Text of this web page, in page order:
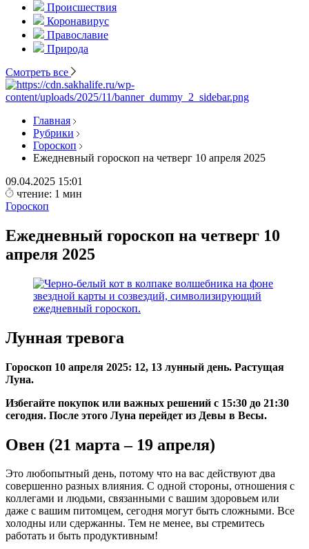
Происшествия
Коронавирус
Православие
Природа
Смотреть все
Главная
Рубрики
Гороскоп
Ежедневный гороскоп на четверг 10 апреля 2025
09.04.2025 15:01
чтение: 1 мин
Гороскоп
Ежедневный гороскоп на четверг 10
апреля 2025
Лунная тревога
Гороскоп 10 апреля 2025: 12, 13 лунный день. Растущая
Луна.
Избегайте покупок или важных решений с 15:30 до 21:30
сегодня. После этого Луна перейдет из Девы в Весы.
Овен (21 марта – 19 апреля)
Это любопытный день, потому что на вас действуют два
совершенно разных влияния. С одной стороны, отношения с
коллегами и людьми, связанными с вашим здоровьем или
даже с вашим питомцем, сегодня могут быть сложными. Все
холодны или сдержанны. Тем не менее, вы стремитесь
работать и быть продуктивным!